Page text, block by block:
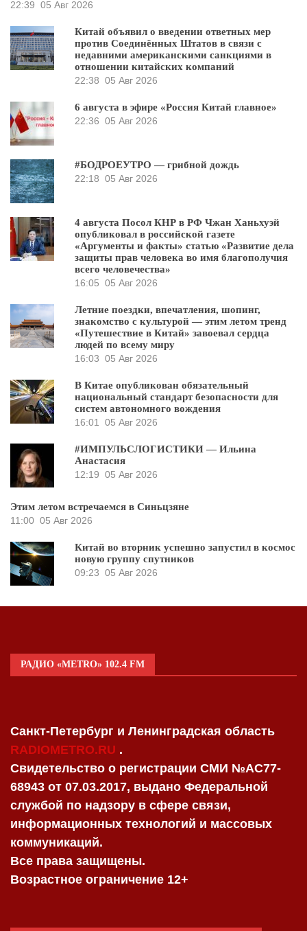
22:39 05 Авг 2026
Китай объявил о введении ответных мер
против Соединённых Штатов в связи с
недавними американскими санкциями в
отношении китайских компаний
22:38 05 Авг 2026
6 августа в эфире «Россия Китай главное»
22:36 05 Авг 2026
#БОДРОЕУТРО — грибной дождь
22:18 05 Авг 2026
4 августа Посол КНР в РФ Чжан Ханьхуэй
опубликовал в российской газете
«Аргументы и факты» статью «Развитие дела
защиты прав человека во имя благополучия
всего человечества»
16:05 05 Авг 2026
Летние поездки, впечатления, шопинг,
знакомство с культурой — этим летом тренд
«Путешествие в Китай» завоевал сердца
людей по всему миру
16:03 05 Авг 2026
В Китае опубликован обязательный
национальный стандарт безопасности для
систем автономного вождения
16:01
05 Авг 2026
#ИМПУЛЬСЛОГИСТИКИ — Ильина
Анастасия
12:19 05 Авг 2026
Этим летом встречаемся в Синьцзяне
11:00 05 Авг 2026
Китай во вторник успешно запустил в космос
новую группу спутников
09:23 05 Авг 2026
РАДИО «METRO» 102.4 FM
Санкт-Петербург и Ленинградская область
RADIOMETRO.RU .
Свидетельство о регистрации СМИ №AC77-
68943 от 07.03.2017, выдано Федеральной
службой по надзору в сфере связи,
информационных технологий и массовых
коммуникаций.
Все права защищены.
Возрастное ограничение 12+